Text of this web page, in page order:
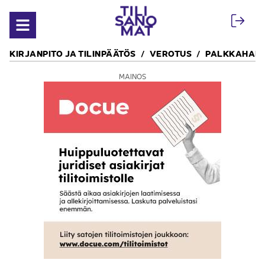
Avaa valikko
KIRJANPITO JA TILINPÄÄTÖS VEROTUS
MAINOS